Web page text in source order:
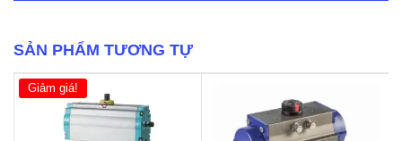
Khí
Nén
số
lượng
SẢN PHẨM TƯƠNG TỰ
Giảm giá!